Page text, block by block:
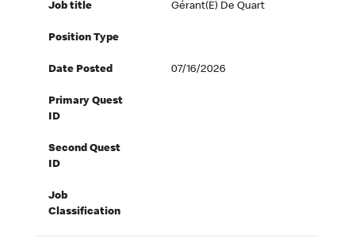
Job title Gérant(e) De Quart
Position Type
Date Posted 07/16/2026
Primary Quest
ID
Second Quest
ID
Job
Classification